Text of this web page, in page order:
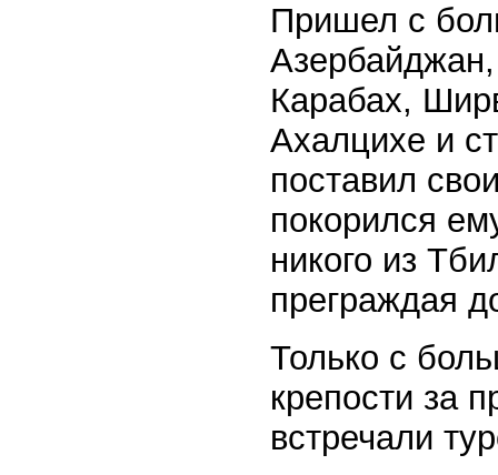
Пришел с
Карабах,
Ахалцихе и
поставил
покорился
никого из
преграждая
Только с
крепости за
встречали